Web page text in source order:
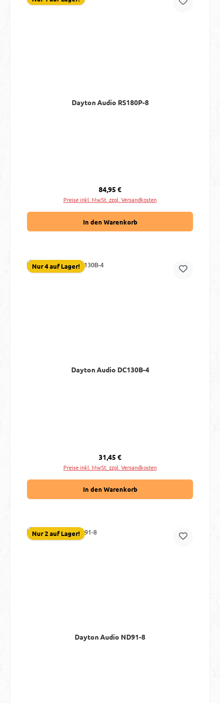
Dayton Audio RS180P-8
Regulärer Preis:
84,95 €
Preise inkl. MwSt. zzgl. Versandkosten
In den Warenkorb
Nur 4 auf Lager!
Dayton Audio DC130B-4
Regulärer Preis:
31,45 €
Preise inkl. MwSt. zzgl. Versandkosten
In den Warenkorb
Nur 2 auf Lager!
Dayton Audio ND91-8